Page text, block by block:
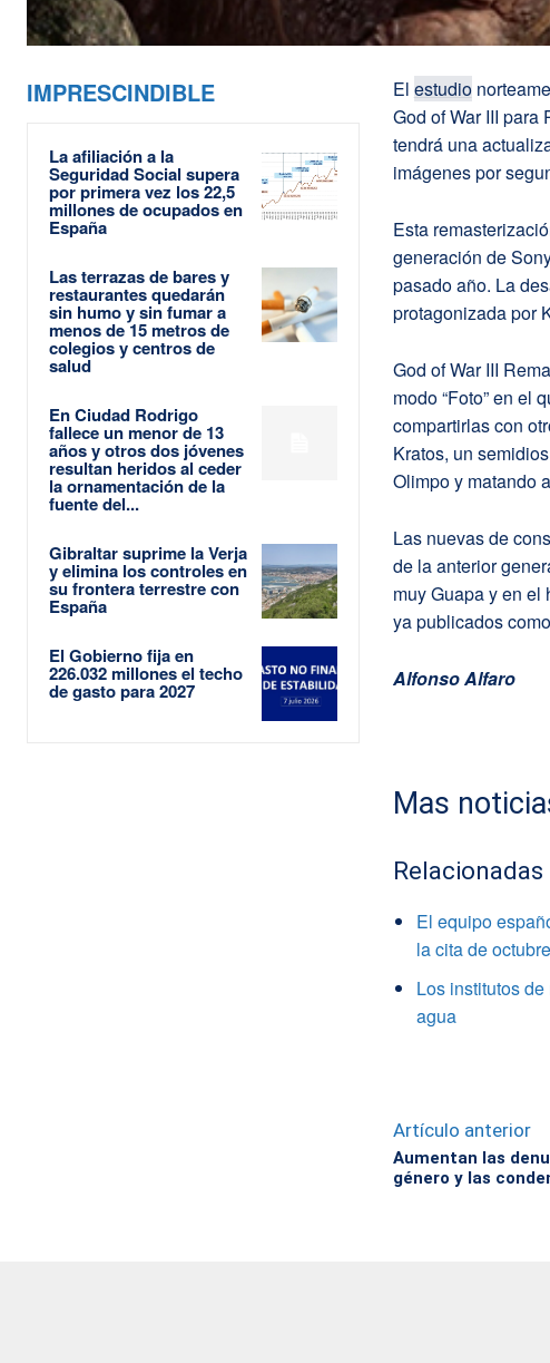
IMPRESCINDIBLE
La afiliación a la
Seguridad Social supera
por primera vez los 22,5
millones de ocupados en
España
Las terrazas de bares y
restaurantes quedarán
sin humo y sin fumar a
menos de 15 metros de
colegios y centros de
salud
En Ciudad Rodrigo
fallece un menor de 13
años y otros dos jóvenes
resultan heridos al ceder
la ornamentación de la
fuente del...
Gibraltar suprime la Verja
y elimina los controles en
su frontera terrestre con
España
El Gobierno fija en
226.032 millones el techo
de gasto para 2027
El estudio
God of War III
tendrá una
imágenes por
Esta
generación de
pasado año. La
protagonizada por
God of War III
modo “Foto” en el
compartirlas con
Kratos, un
Olimpo y matando
Las nuevas de
de la anterior
muy Guapa y en
ya publicados
Alfonso Alfaro
Mas
Relacionadas
El equipo
la cita de
Los institutos
agua
Artículo anterior
Aumentan las
género y las